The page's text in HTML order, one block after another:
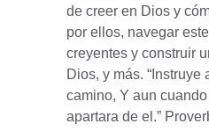
de creer en Dios y
por ellos, navegar
creyentes y construir
Dios, y más. “Instruye
camino, Y aun
apartara de el.”